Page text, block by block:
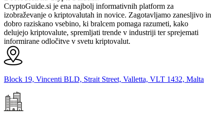
CryptoGuide.si je ena najbolj informativnih platform za
izobraževanje o kriptovalutah in novice. Zagotavljamo zanesljivo in
dobro raziskano vsebino, ki bralcem pomaga razumeti, kako
delujejo kriptovalute, spremljati trende v industriji ter sprejemati
informirane odločitve v svetu kriptovalut.
Block 19, Vincenti BLD, Strait Street, Valletta, VLT 1432, Malta